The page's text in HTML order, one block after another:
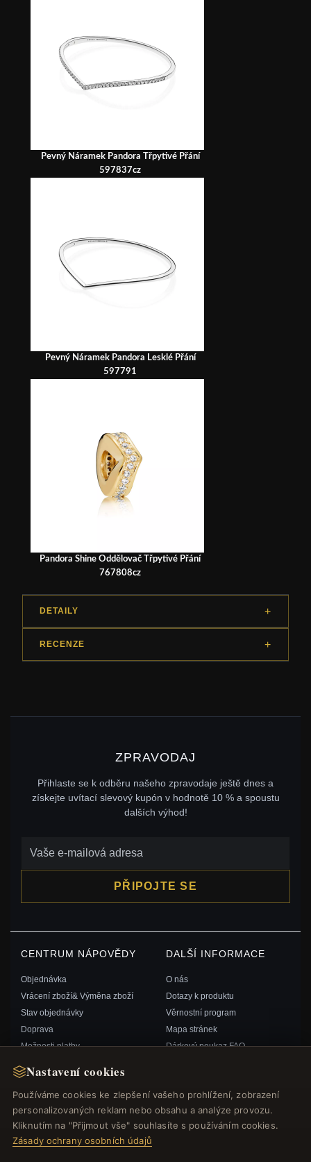
Nastavení cookies
Používáme cookies ke zlepšení vašeho prohlížení, zobrazení
personalizovaných reklam nebo obsahu a analýze provozu.
Kliknutím na "Přijmout vše" souhlasíte s používáním cookies.
Zásady ochrany osobních údajů
Pevný Náramek Pandora Třpytivé Přání
597837cz
Pevný Náramek Pandora Lesklé Přání
597791
Pandora Shine Oddělovač Třpytivé Přání
767808cz
DETAILY
RECENZE
ZPRAVODAJ
Přihlaste se k odběru našeho zpravodaje ještě dnes a
získejte uvítací slevový kupón v hodnotě 10 % a spoustu
dalších výhod!
PŘIPOJTE SE
CENTRUM NÁPOVĚDY
Objednávka
Vrácení zboží& Výměna zboží
Stav objednávky
Doprava
Možnosti platby
Kontaktujte nás
DALŠÍ INFORMACE
O nás
Dotazy k produktu
Věrnostní program
Mapa stránek
Dárkový poukaz FAQ
RYCHLÉ ODKAZY
Nové produkty
SLEDUJTE NÁS